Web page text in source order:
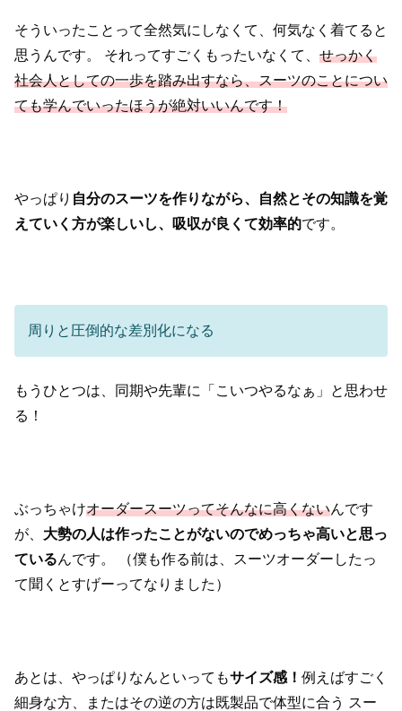
そういったことって全然気にしなくて、何気なく着てると
思うんです。
それってすごくもったいなくて、 せっかく
社会人としての一歩を踏み出すなら、スーツのことについ
ても学んでいったほうが絶対いいんです！
やっぱり 自分のスーツを作りながら、自然とその知識を覚
えていく方が楽しいし、吸収が良くて効率的です。
周りと圧倒的な差別化になる
もうひとつは、同期や先輩に「こいつやるなぁ」と思わせ
る！
ぶっちゃけオーダースーツってそんなに高くないんです
が、 大勢の人は作ったことがないのでめっちゃ高いと思っ
ているんです。
（僕も作る前は、スーツオーダーしたっ
て聞くとすげーってなりました）
あとは、やっぱりなんといってもサイズ感！ 例えばすごく
細身な方、またはその逆の方は既製品で体型に合う スー